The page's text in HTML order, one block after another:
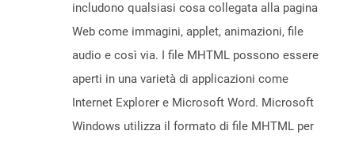
includono qualsiasi cosa collegata alla pagina
Web come immagini, applet, animazioni, file
audio e così via. I file MHTML possono essere
aperti in una varietà di applicazioni come
Internet Explorer e Microsoft Word. Microsoft
Windows utilizza il formato di file MHTML per